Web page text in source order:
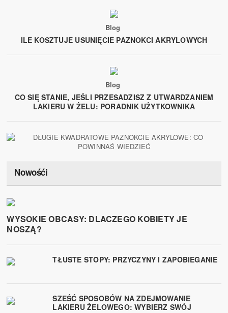
Blog
ILE KOSZTUJE USUNIĘCIE PAZNOKCI AKRYLOWYCH
Blog
CO SIĘ STANIE, JEŚLI PRZESADZISZ Z UTWARDZANIEM
LAKIERU W ŻELU: PORADNIK UŻYTKOWNIKA
Nowośći
WYSOKIE OBCASY: DLACZEGO KOBIETY JE
NOSZĄ?
TŁUSTE STOPY: PRZYCZYNY I ZAPOBIEGANIE
SZEŚĆ SPOSOBÓW NA ZDEJMOWANIE
LAKIERU ŻELOWEGO: WYBIERZ SWÓJ